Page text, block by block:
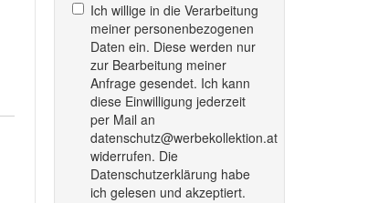
Ich willige in die Verarbeitung
meiner personenbezogenen
Daten ein. Diese werden nur
zur Bearbeitung meiner
Anfrage gesendet. Ich kann
diese Einwilligung jederzeit
per Mail an
datenschutz@werbekollektion.at
widerrufen. Die
Datenschutzerklärung habe
ich gelesen und akzeptiert.